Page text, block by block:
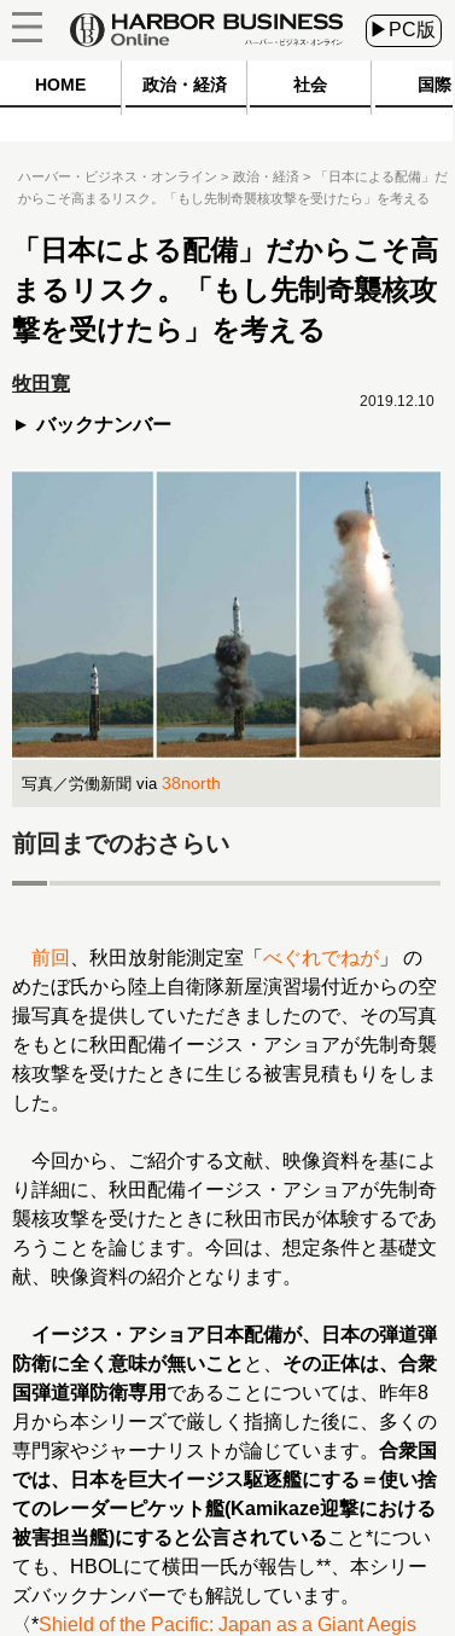
▶PC版
HOME 政治・経済 社会 国際
ハーバー・ビジネス・オンライン 政治・経済
「日本による配備」だ
からこそ高まるリスク。「もし先制奇襲核攻撃を受けたら」を考える
「日本による配備」だからこそ高
まるリスク。「もし先制奇襲核攻
撃を受けたら」を考える
牧田寛
バックナンバー
2019.12.10
写真／労働新聞 via 38north
前回までのおさらい
前回 、秋田放射能測定室「 べぐれでねが 」 の
めたぼ氏から陸上自衛隊新屋演習場付近からの空
撮写真を提供していただきましたので、その写真
をもとに秋田配備イージス・アショアが先制奇襲
核攻撃を受けたときに生じる被害見積もりをしま
した。
今回から、ご紹介する文献、映像資料を基によ
り詳細に、秋田配備イージス・アショアが先制奇
襲核攻撃を受けたときに秋田市民が体験するであ
ろうことを論じます。今回は、想定条件と基礎文
献、映像資料の紹介となります。
イージス・アショア日本配備が、日本の弾道弾
防衛に全く意味が無いこと と、 その正体は、合衆
国弾道弾防衛専用 であることについては、昨年8
月から本シリーズで厳しく指摘した後に、多くの
専門家やジャーナリストが論じています。 合衆国
では、日本を巨大イージス駆逐艦にする＝使い捨
てのレーダーピケット艦(Kamikaze迎撃における
被害担当艦)にすると公言されていること*につい
ても、HBOLにて横田一氏が報告し**、本シリー
ズバックナンバーでも解説しています。
〈*Shield of the Pacific: Japan as a Giant Aegis